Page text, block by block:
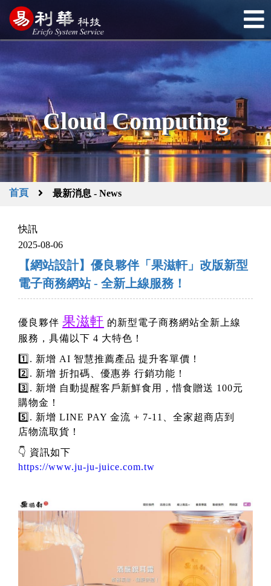
Cloud Computing
首頁 最新消息 - News
快訊
2025-08-06
【網站設計】優良夥伴「果滋軒」改版新型
電子商務網站 - 全新上線服務！
優良夥伴 果滋軒 的新型電子商務網站全新上線
服務，具備以下 4 大特色！
1️⃣. 新增 AI 智慧推薦產品 提升客單價！
2️⃣. 新增 折扣碼、優惠券 行銷功能！
3️⃣. 新增 自動提醒客戶新鮮食用，惜食贈送 100元
購物金！
5️⃣. 新增 LINE PAY 金流 + 7-11、全家超商店到
店物流取貨！
👇 資訊如下
https://www.ju-ju-juice.com.tw